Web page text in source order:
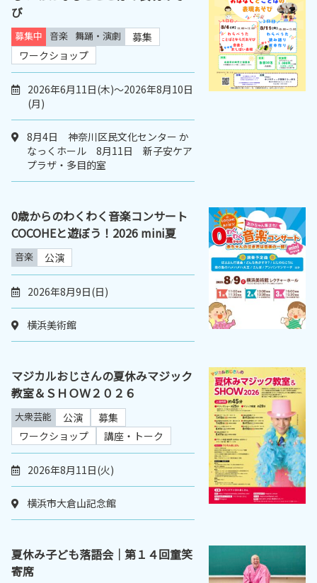
び
募集中 音楽 舞踊・演劇
募集
ワークショップ
2026年6月11日(木)～2026年8月10日
(月)
8月4日 神奈川区民文化センター か
なっくホール 8月11日 新子安ケア
プラザ・多目的室
0歳からのわくわく音楽コンサート
COCOHEと遊ぼう！2026 mini夏
音楽 公演
2026年8月9日(日)
横浜美術館
マジカルおじさんの夏休みマジック
教室＆ＳＨＯＷ２０２６
大衆芸能 公演
募集
ワークショップ
講座・トーク
2026年8月11日(火)
横浜市大倉山記念館
夏休み子ども落語会｜第１４回童笑
寄席